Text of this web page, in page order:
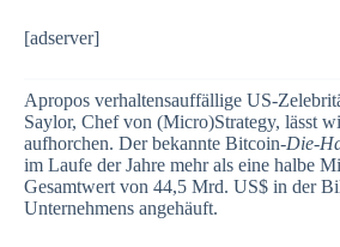
[adserver]
Apropos verhaltensauffällige US-
Saylor, Chef von (Micro)Strategy, lässt
aufhorchen. Der bekannte Bitcoin-Die-
im Laufe der Jahre mehr als eine halbe
Gesamtwert von 44,5 Mrd. US$ in der
Unternehmens angehäuft.